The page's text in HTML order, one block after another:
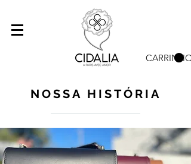
CARRINHO
NOSSA HISTÓRIA